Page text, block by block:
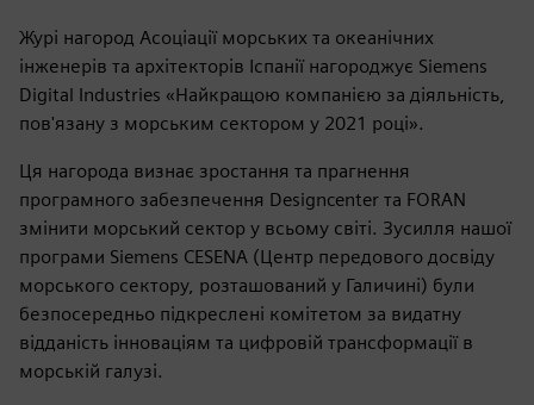
Журі нагород Асоціації морських та океанічних
інженерів та архітекторів Іспанії нагороджує Siemens
Digital Industries «Найкращою компанією за діяльність,
пов'язану з морським сектором у 2021 році».
Ця нагорода визнає зростання та прагнення
програмного забезпечення Designcenter та FORAN
змінити морський сектор у всьому світі. Зусилля нашої
програми Siemens CESENA (Центр передового досвіду
морського сектору, розташований у Галичині) були
безпосередньо підкреслені комітетом за видатну
відданість інноваціям та цифровій трансформації в
морській галузі.